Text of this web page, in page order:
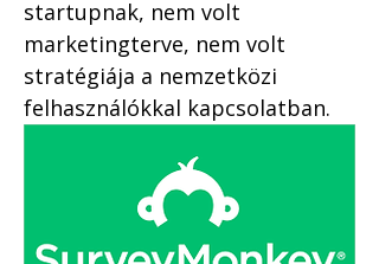
startupnak, nem volt
marketingterve, nem volt
stratégiája a nemzetközi
felhasználókkal kapcsolatban.